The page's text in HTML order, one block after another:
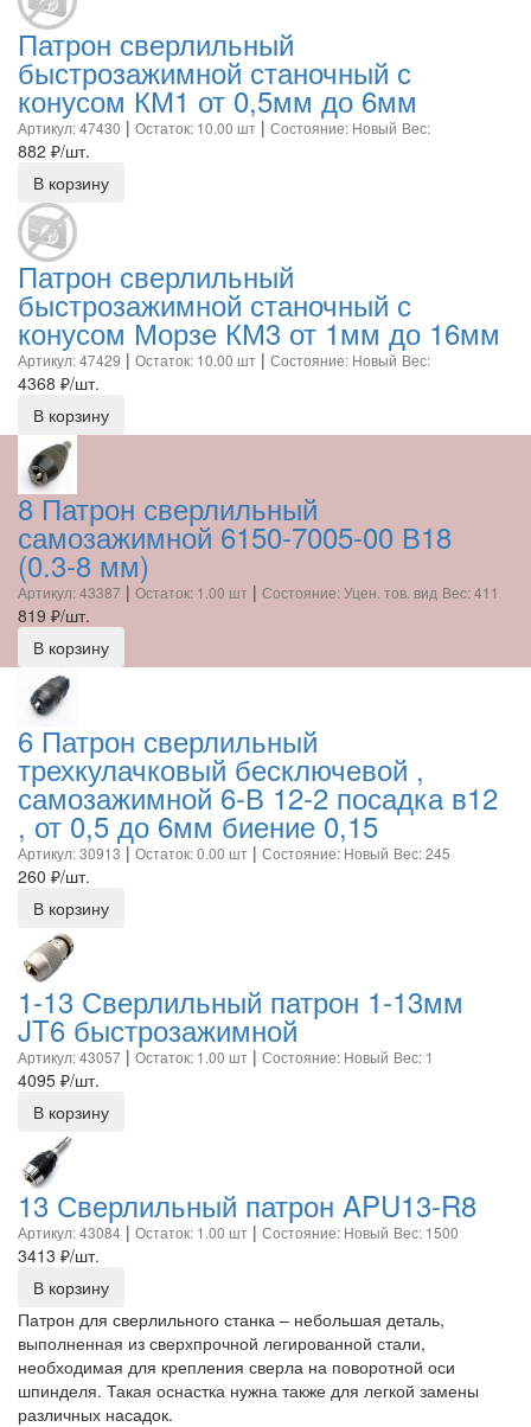
Патрон сверлильный
быстрозажимной станочный с
конусом КМ1 от 0,5мм до 6мм
Артикул: 47430 | Остаток: 10.00 шт | Состояние: Новый Вес:
882 ₽/шт.
В корзину
Патрон сверлильный
быстрозажимной станочный с
конусом Морзе КМ3 от 1мм до 16мм
Артикул: 47429 | Остаток: 10.00 шт | Состояние: Новый Вес:
4368 ₽/шт.
В корзину
8 Патрон сверлильный
самозажимной 6150-7005-00 В18
(0.3-8 мм)
Артикул: 43387 | Остаток: 1.00 шт | Состояние: Уцен. тов. вид Вес: 411
819 ₽/шт.
В корзину
6 Патрон сверлильный
трехкулачковый бесключевой ,
самозажимной 6-В 12-2 посадка в12
, от 0,5 до 6мм биение 0,15
Артикул: 30913 |Остаток: 0.00 шт | Состояние: Новый Вес: 245
260 ₽/шт.
В корзину
1-13 Сверлильный патрон 1-13мм
JT6 быстрозажимной
Артикул: 43057 | Остаток: 1.00 шт | Состояние: Новый Вес: 1
4095 ₽/шт.
В корзину
13 Сверлильный патрон APU13-R8
Артикул: 43084 | Остаток: 1.00 шт | Состояние: Новый Вес: 1500
3413 ₽/шт.
В корзину
Патрон для сверлильного станка – небольшая деталь,
выполненная из сверхпрочной легированной стали,
необходимая для крепления сверла на поворотной оси
шпинделя. Такая оснастка нужна также для легкой замены
различных насадок.